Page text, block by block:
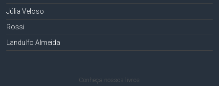
Júlia Veloso
Rossi
Landulfo Almeida
Conheça nossos livros